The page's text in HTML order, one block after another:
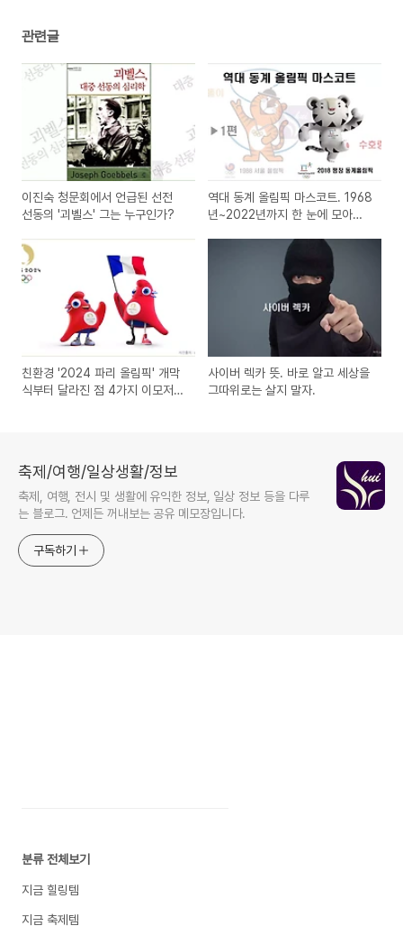
관련글
이진숙 청문회에서 언급된 선전
선동의 '괴벨스' 그는 누구인가?
역대 동계 올림픽 마스코트. 1968
년~2022년까지 한 눈에 모아보
친환경 '2024 파리 올림픽' 개막
식부터 달라진 점 4가지 이모저
사이버 렉카 뜻. 바로 알고 세상을
그따위로는 살지 말자.
축제/여행/일상생활/정보
축제, 여행, 전시 및 생활에 유익한 정보, 일상 정보 등을 다루
는 블로그. 언제든 꺼내보는 공유 메모장입니다.
구독하기
분류 전체보기
지금 힐링템
지금 축제템